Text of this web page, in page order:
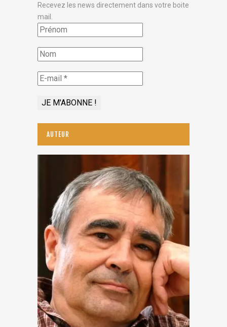
Recevez les news directement dans votre boite
mail.
AUTEUR